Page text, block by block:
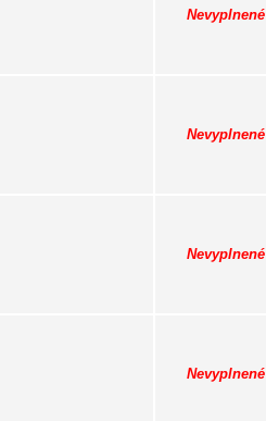
Nevyplnené
Nevyplnené
Nevyplnené
Nevyplnené